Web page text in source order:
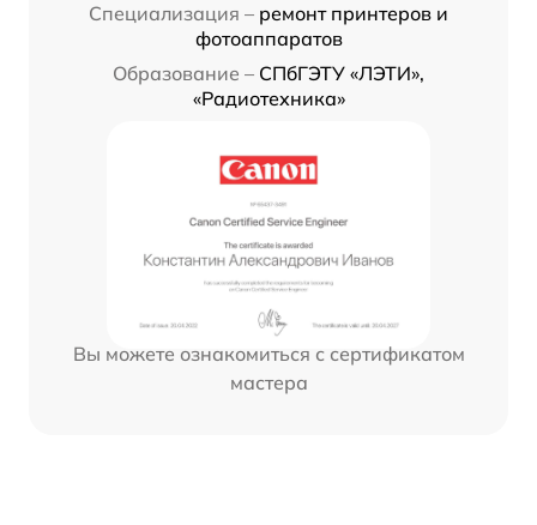
Специализация – ремонт принтеров и
фотоаппаратов
Образование – СПбГЭТУ «ЛЭТИ»,
«Радиотехника»
Вы можете ознакомиться с сертификатом
мастера